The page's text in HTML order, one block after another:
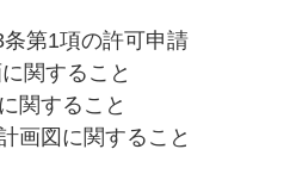
第1項の許可申請
関すること
関すること
画図に関すること